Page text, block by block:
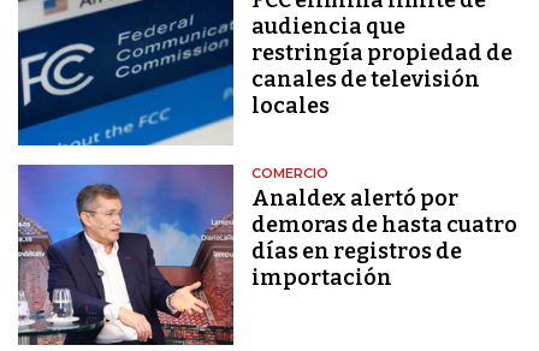
audiencia que
restringía propiedad de
canales de televisión
locales
COMERCIO
Analdex alertó por
demoras de hasta cuatro
días en registros de
importación